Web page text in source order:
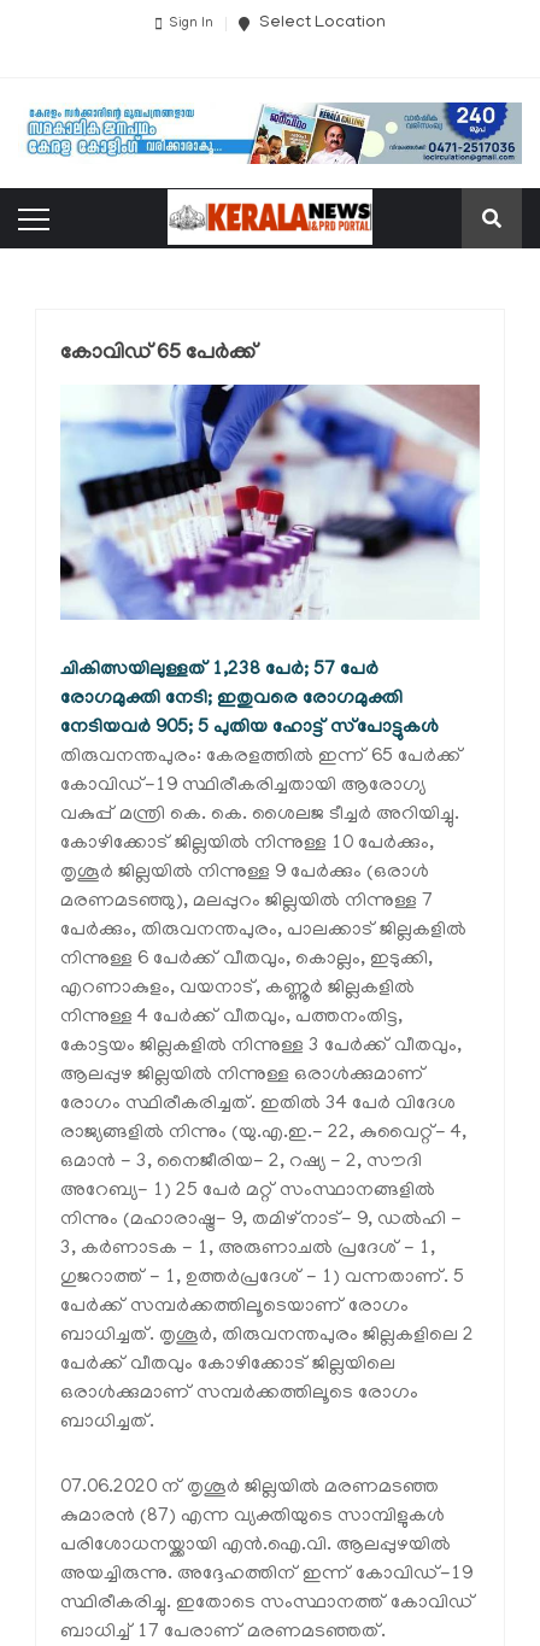
Sign In Select Location
കോവിഡ് 65 പേര്‍ക്ക്
ചികിത്സയിലുള്ളത് 1,238 പേര്‍; 57 പേര്‍
രോഗമുക്തി നേടി; ഇതുവരെ രോഗമുക്തി
നേടിയവര്‍ 905; 5 പുതിയ ഹോട്ട് സ്‌പോട്ടുകള്‍
തിരുവനന്തപുരം: കേരളത്തില്‍ ഇന്ന് 65 പേര്‍ക്ക്
കോവിഡ്-19 സ്ഥിരീകരിച്ചതായി ആരോഗ്യ
വകുപ്പ് മന്ത്രി കെ. കെ. ശൈലജ ടീച്ചര്‍ അറിയിച്ചു.
കോഴിക്കോട് ജില്ലയില്‍ നിന്നുള്ള 10 പേര്‍ക്കും,
തൃശൂര്‍ ജില്ലയില്‍ നിന്നുള്ള 9 പേര്‍ക്കും (ഒരാള്‍
മരണമടഞ്ഞു), മലപ്പുറം ജില്ലയില്‍ നിന്നുള്ള 7
പേര്‍ക്കും, തിരുവനന്തപുരം, പാലക്കാട് ജില്ലകളില്‍
നിന്നുള്ള 6 പേര്‍ക്ക് വീതവും, കൊല്ലം, ഇടുക്കി,
എറണാകുളം, വയനാട്, കണ്ണൂര്‍ ജില്ലകളില്‍
നിന്നുള്ള 4 പേര്‍ക്ക് വീതവും, പത്തനംതിട്ട,
കോട്ടയം ജില്ലകളില്‍ നിന്നുള്ള 3 പേര്‍ക്ക് വീതവും,
ആലപ്പുഴ ജില്ലയില്‍ നിന്നുള്ള ഒരാള്‍ക്കുമാണ്
രോഗം സ്ഥിരീകരിച്ചത്. ഇതില്‍ 34 പേര്‍ വിദേശ
രാജ്യങ്ങളില്‍ നിന്നും (യു.എ.ഇ.- 22, കുവൈറ്റ്- 4,
ഒമാന്‍ - 3, നൈജീരിയ- 2, റഷ്യ - 2, സൗദി
അറേബ്യ- 1) 25 പേര്‍ മറ്റ് സംസ്ഥാനങ്ങളില്‍
നിന്നും (മഹാരാഷ്ട്ര- 9, തമിഴ്‌നാട്- 9, ഡല്‍ഹി -
3, കര്‍ണാടക - 1, അരുണാചല്‍ പ്രദേശ് - 1,
ഗുജറാത്ത് - 1, ഉത്തര്‍പ്രദേശ് - 1) വന്നതാണ്. 5
പേര്‍ക്ക് സമ്പര്‍ക്കത്തിലൂടെയാണ് രോഗം
ബാധിച്ചത്. തൃശൂര്‍, തിരുവനന്തപുരം ജില്ലകളിലെ 2
പേര്‍ക്ക് വീതവും കോഴിക്കോട് ജില്ലയിലെ
ഒരാള്‍ക്കുമാണ് സമ്പര്‍ക്കത്തിലൂടെ രോഗം
ബാധിച്ചത്.
07.06.2020 ന് തൃശൂര്‍ ജില്ലയില്‍ മരണമടഞ്ഞ
കുമാരന്‍ (87) എന്ന വ്യക്തിയുടെ സാമ്പിളുകള്‍
പരിശോധനയ്ക്കായി എന്‍.ഐ.വി. ആലപ്പുഴയില്‍
അയച്ചിരുന്നു. അദ്ദേഹത്തിന് ഇന്ന് കോവിഡ്-19
സ്ഥിരീകരിച്ചു. ഇതോടെ സംസ്ഥാനത്ത് കോവിഡ്
ബാധിച്ച് 17 പേരാണ് മരണമടഞ്ഞത്.